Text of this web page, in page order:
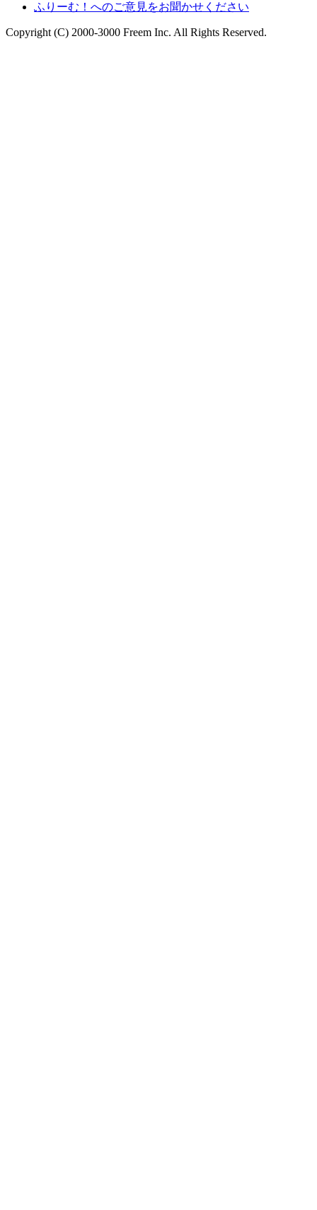
ふりーむ！へのご意見をお聞かせください
Copyright (C) 2000-3000 Freem Inc. All Rights Reserved.